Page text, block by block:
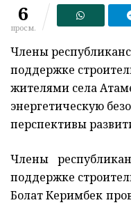
6
просм.
Члены
поддержке
жителями села
энергетическую
перспективы
Члены
поддержке
Болат Керимбек